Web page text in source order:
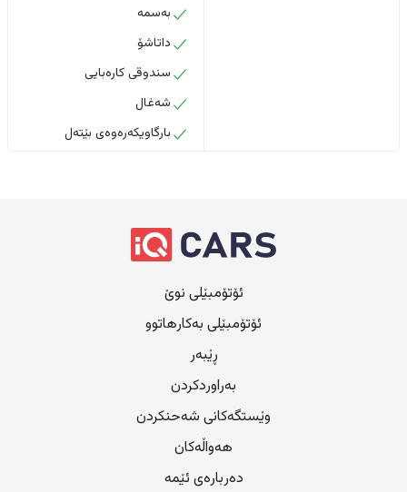
بەسمە
داتاشۆ
سندوقی کارەبایی
شەغال
بارگاویکەرەوەی بێتەل
ئۆتۆمبێلی نوێ
ئۆتۆمبێلی بەکارهاتوو
ڕێبەر
بەراوردکردن
وێستگەکانی شەحنکردن
هەواڵەکان
دەربارەی ئێمە